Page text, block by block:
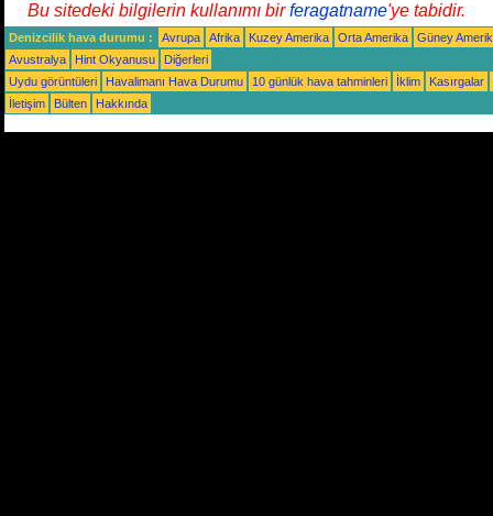
Bu sitedeki bilgilerin kullanımı birferagatname'ye tabidir.
Denizcilik hava durumu : Avrupa Afrika Kuzey Amerika Orta Amerika
Güney
Avustralya
Hint Okyanusu
Diğerleri
Uydu görüntüleri
Havalimanı Hava Durumu 10 günlük hava tahminleri İklim
Kasırgalar
İletişim
Bülten Hakkında